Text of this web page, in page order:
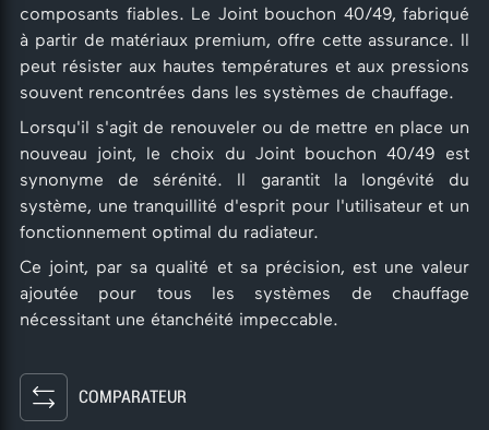
composants fiables. Le Joint bouchon 40/49, fabriqué
à partir de matériaux premium, offre cette assurance. Il
peut résister aux hautes températures et aux pressions
souvent rencontrées dans les systèmes de chauffage.
Lorsqu'il s'agit de renouveler ou de mettre en place un
nouveau joint, le choix du Joint bouchon 40/49 est
synonyme de sérénité. Il garantit la longévité du
système, une tranquillité d'esprit pour l'utilisateur et un
fonctionnement optimal du radiateur.
Ce joint, par sa qualité et sa précision, est une valeur
ajoutée pour tous les systèmes de chauffage
nécessitant une étanchéité impeccable.
COMPARATEUR